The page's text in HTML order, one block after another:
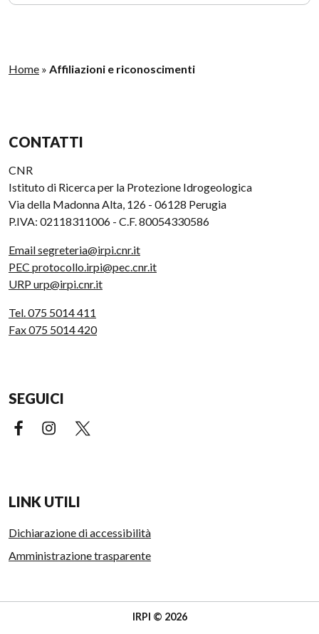
Home » Affiliazioni e riconoscimenti
CONTATTI
CNR
Istituto di Ricerca per la Protezione Idrogeologica
Via della Madonna Alta, 126 - 06128 Perugia
P.IVA: 02118311006 - C.F. 80054330586
Email segreteria@irpi.cnr.it
PEC protocollo.irpi@pec.cnr.it
URP urp@irpi.cnr.it
Tel. 075 5014 411
Fax 075 5014 420
SEGUICI
Facebook (link esterno)
Instagram (link esterno)
LINK UTILI
Dichiarazione di accessibilità
Amministrazione trasparente
IRPI © 2026